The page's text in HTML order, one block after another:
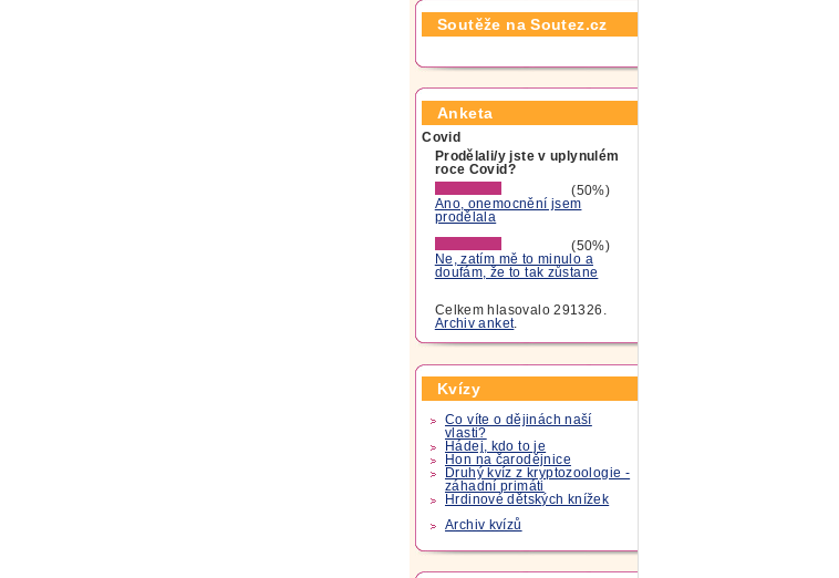
Soutěže na Soutez.cz
Anketa
Covid
Prodělali/y jste v uplynulém
roce Covid?
(50%)
Ano, onemocnění jsem
prodělala
(50%)
Ne, zatím mě to minulo a
doufám, že to tak zůstane
Celkem hlasovalo 291326.
Archiv anket.
Kvízy
Co víte o dějinách naší
vlasti?
Hádej, kdo to je
Hon na čarodějnice
Druhý kvíz z kryptozoologie -
záhadní primáti
Hrdinové dětských knížek
Archiv kvízů